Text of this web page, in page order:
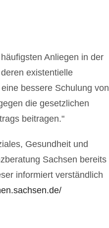
Anliegen in der
existentielle
bessere Schulung von
die gesetzlichen
beitragen."
Gesundheit und
Sachsen bereits
informiert verständlich